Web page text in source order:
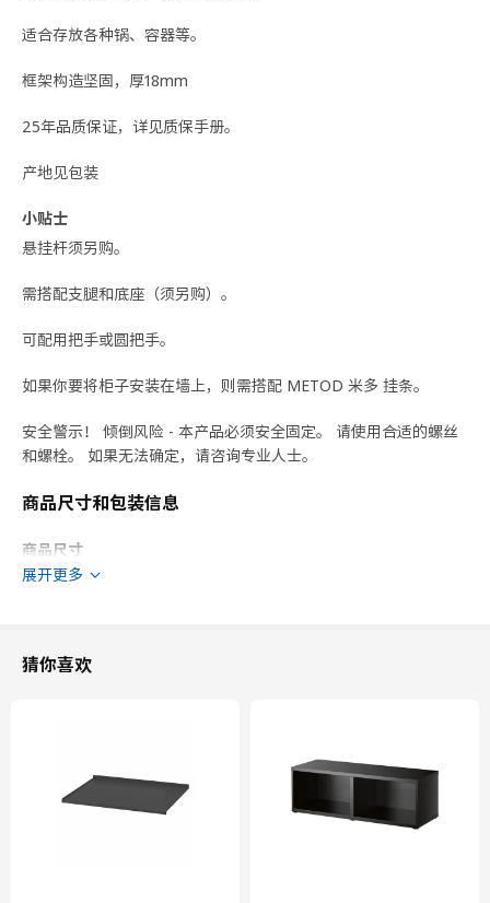
适合存放各种锅、容器等。
框架构造坚固，厚18mm
25年品质保证，详见质保手册。
产地见包装
小贴士
悬挂杆须另购。
需搭配支腿和底座（须另购）。
可配用把手或圆把手。
如果你要将柜子安装在墙上，则需搭配 METOD 米多 挂条。
安全警示！ 倾倒风险 - 本产品必须安全固定。 请使用合适的螺丝
和螺栓。 如果无法确定，请咨询专业人士。
商品尺寸和包装信息
商品尺寸
宽度
框架，纵深
LERHYTTAN 雷尔休坦
展开更多
猜你喜欢